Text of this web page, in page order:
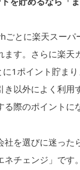
ごとに楽天スーパ
ます。さらに楽天
1ポイント貯ま
き以外によく利用
際のポイントに
社を選びに迷った
ネチェンジ」です